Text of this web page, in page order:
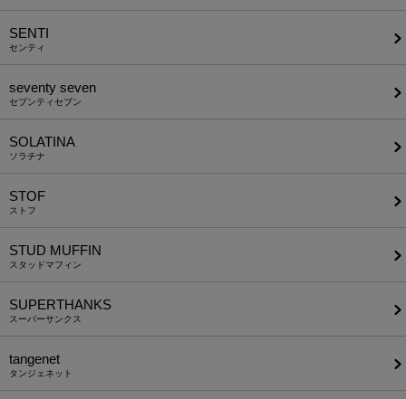
SENTI
センティ
seventy seven
セブンティセブン
SOLATINA
ソラチナ
STOF
ストフ
STUD MUFFIN
スタッドマフィン
SUPERTHANKS
スーパーサンクス
tangenet
タンジェネット